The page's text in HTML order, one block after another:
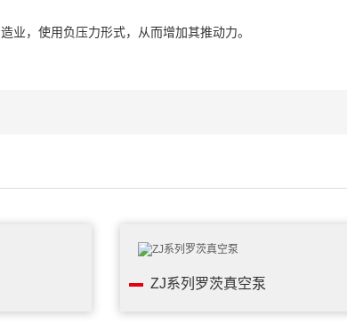
，使用负压力形式，从而增加其推动力。
ZJ系列罗茨真空泵